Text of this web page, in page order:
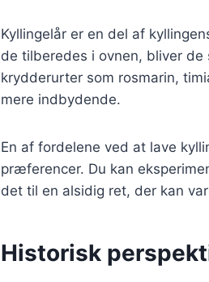
Kyllingelår er en del af
de tilberedes i ovnen, bliver
krydderurter som rosmarin,
mere indbydende.
En af fordelene ved at lave
præferencer. Du kan
det til en alsidig ret, der kan
Historisk